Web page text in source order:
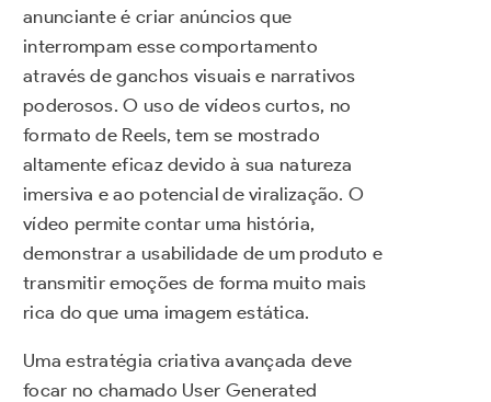
anunciante é criar anúncios que
interrompam esse comportamento
através de ganchos visuais e narrativos
poderosos. O uso de vídeos curtos, no
formato de Reels, tem se mostrado
altamente eficaz devido à sua natureza
imersiva e ao potencial de viralização. O
vídeo permite contar uma história,
demonstrar a usabilidade de um produto e
transmitir emoções de forma muito mais
rica do que uma imagem estática.
Uma estratégia criativa avançada deve
focar no chamado User Generated